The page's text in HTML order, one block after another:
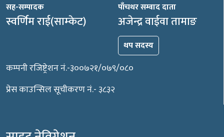
सह-सम्पादक
स्वर्णिम राई(साम्केट)
पाँचथर सम्वाद दाता
अजेन्द्र वाईवा तामाङ
थप सदस्य
कम्पनी रजिष्ट्रेशन नं.-३००७२१/०७९/०८०
प्रेस काउन्सिल सूचीकरण नं.- ३८३२